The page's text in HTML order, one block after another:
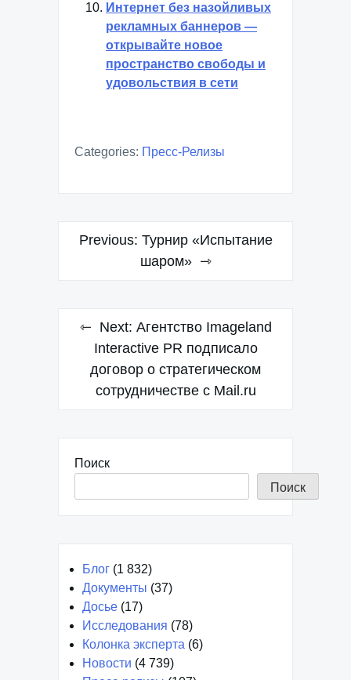
Интернет без назойливых
рекламных баннеров —
открывайте новое
пространство свободы и
удовольствия в сети
Categories: Пресс-Релизы
Навигация
Previous: Турнир «Испытание
шаром»
Next: Агентство Imageland
Interactive PR подписало
договор о стратегическом
сотрудничестве с Mail.ru
Поиск
Поиск
Блог (1 832)
Документы (37)
Досье (17)
Исследования (78)
Колонка эксперта (6)
Новости (4 739)